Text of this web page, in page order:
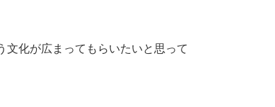
化が広まってもらいたいと思って